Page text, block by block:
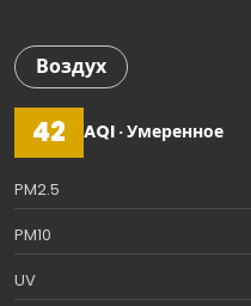
Воздух
42 AQI · Умеренное
PM2.5
PM10
UV